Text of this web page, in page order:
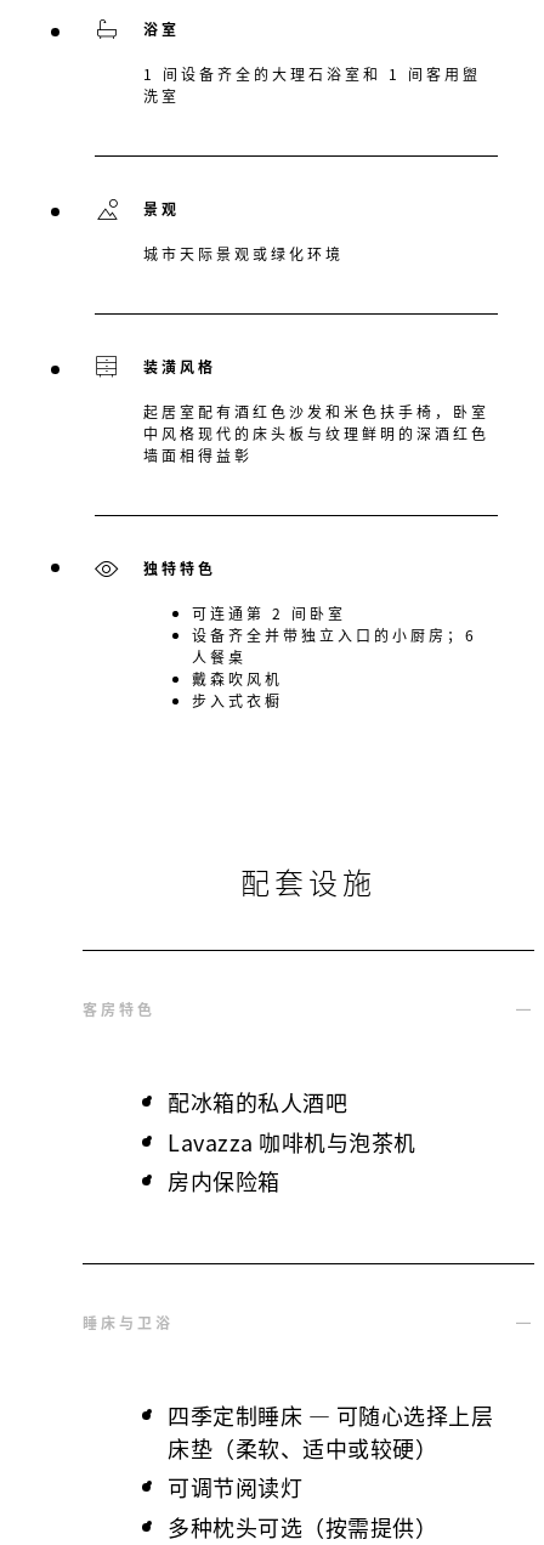
浴室
1 间设备齐全的大理石浴室和 1 间客用盥
洗室
景观
城市天际景观或绿化环境
装潢风格
起居室配有酒红色沙发和米色扶手椅，卧室
中风格现代的床头板与纹理鲜明的深酒红色
墙面相得益彰
独特特色
可连通第 2 间卧室
设备齐全并带独立入口的小厨房；6
人餐桌
戴森吹风机
步入式衣橱
配套设施
客房特色
配冰箱的私人酒吧
Lavazza 咖啡机与泡茶机
房内保险箱
睡床与卫浴
四季定制睡床 — 可随心选择上层
床垫（柔软、适中或较硬）
可调节阅读灯
多种枕头可选（按需提供）